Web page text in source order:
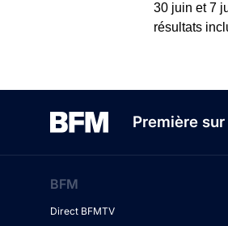
30 juin et 7
résultats
Première
BFM
Direct BFMTV